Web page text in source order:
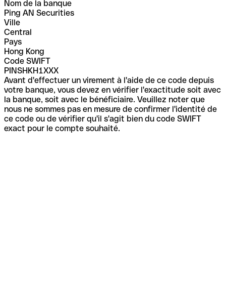
Nom de la banque
Ping AN Securities
Ville
Central
Pays
Hong Kong
Code SWIFT
PINSHKH1XXX
Avant d'effectuer un virement à l'aide de ce code depuis
votre banque, vous devez en vérifier l'exactitude soit avec
la banque, soit avec le bénéficiaire. Veuillez noter que
nous ne sommes pas en mesure de confirmer l'identité de
ce code ou de vérifier qu'il s'agit bien du code SWIFT
exact pour le compte souhaité.